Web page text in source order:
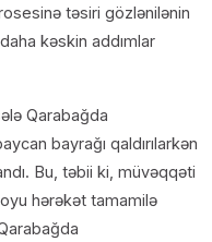
təsiri gözlənilənin
kəskin addımlar
Qarabağda
bayrağı qaldırılarkən
Bu, təbii ki, müvəqqəti
hərəkət tamamilə